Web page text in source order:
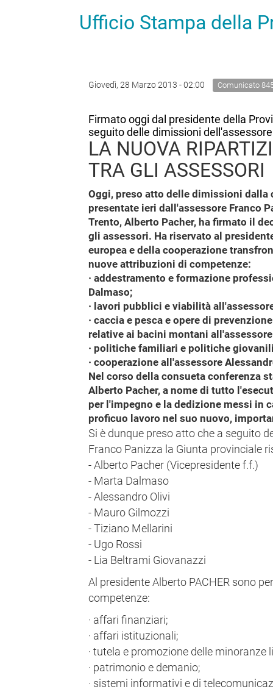
Ufficio Stampa della
Giovedì, 28 Marzo 2013 - 02:00 Comunicato
Firmato oggi dal presidente della
seguito delle dimissioni
LA NUOVA
TRA GLI ASSESSORI
Oggi, preso atto delle dimissioni
presentate ieri dall'assessore Franco
Trento, Alberto Pacher, ha firmato il
gli assessori. Ha riservato al
europea e della cooperazione
nuove attribuzioni di competenze:
· addestramento e formazione
Dalmaso;
· lavori pubblici e viabilità
· caccia e pesca e opere di
relative ai bacini montani
· politiche familiari e politiche
· cooperazione all'assessore
Nel corso della consueta conferenza
Alberto Pacher, a nome di tutto
per l'impegno e la dedizione messi in
proficuo lavoro nel suo nuovo,
Si è dunque preso atto che a seguito
Franco Panizza la Giunta provinciale
- Alberto Pacher (Vicepresidente f.f.)
- Marta Dalmaso
- Alessandro Olivi
- Mauro Gilmozzi
- Tiziano Mellarini
- Ugo Rossi
- Lia Beltrami Giovanazzi
Al presidente Alberto PACHER sono
competenze:
· affari finanziari;
· affari istituzionali;
· tutela e promozione delle minoranze
· patrimonio e demanio;
· sistemi informativi e di